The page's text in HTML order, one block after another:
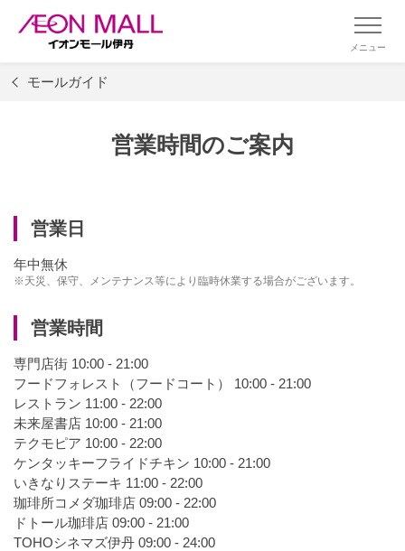
メニュー
モールガイド
営業時間のご案内
営業日
年中無休
※天災、保守、メンテナンス等により臨時休業する場合がございます。
営業時間
専門店街 10:00 - 21:00
フードフォレスト（フードコート） 10:00 - 21:00
レストラン 11:00 - 22:00
未来屋書店 10:00 - 21:00
テクモピア 10:00 - 22:00
ケンタッキーフライドチキン 10:00 - 21:00
いきなりステーキ 11:00 - 22:00
珈琲所コメダ珈琲店 09:00 - 22:00
ドトール珈琲店 09:00 - 21:00
TOHOシネマズ伊丹 09:00 - 24:00